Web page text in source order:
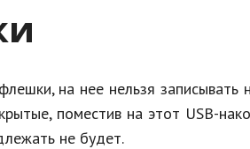
на нее нельзя записывать
поместив на этот USB-
не будет.